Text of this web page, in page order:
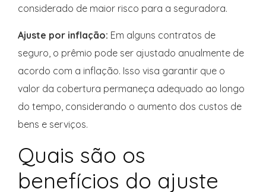
considerado de maior risco para a seguradora.
Ajuste por inflação: Em alguns contratos de
seguro, o prêmio pode ser ajustado anualmente de
acordo com a inflação. Isso visa garantir que o
valor da cobertura permaneça adequado ao longo
do tempo, considerando o aumento dos custos de
bens e serviços.
Quais são os
benefícios do ajuste